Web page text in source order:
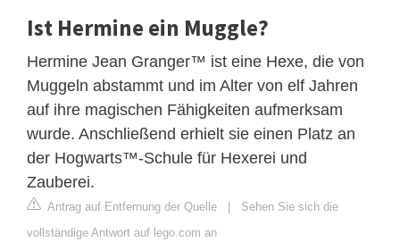
Ist Hermine ein Muggle?
Hermine Jean Granger™ ist eine Hexe, die von
Muggeln abstammt und im Alter von elf Jahren
auf ihre magischen Fähigkeiten aufmerksam
wurde. Anschließend erhielt sie einen Platz an
der Hogwarts™-Schule für Hexerei und
Zauberei.
Antrag auf Entfernung der Quelle | Sehen Sie sich die
vollständige Antwort auf lego.com an